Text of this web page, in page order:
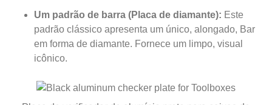
Um padrão de barra (Placa de diamante): Este
padrão clássico apresenta um único, alongado, Bar
em forma de diamante. Fornece um limpo, visual
icônico.